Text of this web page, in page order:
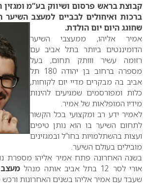
קבוצת בראש פרסום ושיווק בע”מ
ברכות ואיחולים לבביים למעצב השיער
שחוגג היום יום הולדת.
אמיר אליהו, ממעצבי השיער
הדומיננטים ביותר בתל אביב עם
רזומה עשיר ווותק תחום, בעל
מספרה ברחוב בן יהודה 180 תל
אביב בה מבקרים מדיי יום לקוחות,
כלות ומפורסמים שמגיעים להינות
מידיו המופלאות של אמיר.
לאמיר ידע רב ומקצועי בכל הקשור
לתחום השיער בו הוא נותן טיפים
ועצות בהשתלמויות בחו”ל ובמגזינים
מובילים בעולם השיער.
בשנה האחרונה פתח אמיר אליהו מספרת
אורי לסר 12 בתל אביב אותה מנהל
שעבד עם אמיר אליהו בשנים האחרונות ורכש